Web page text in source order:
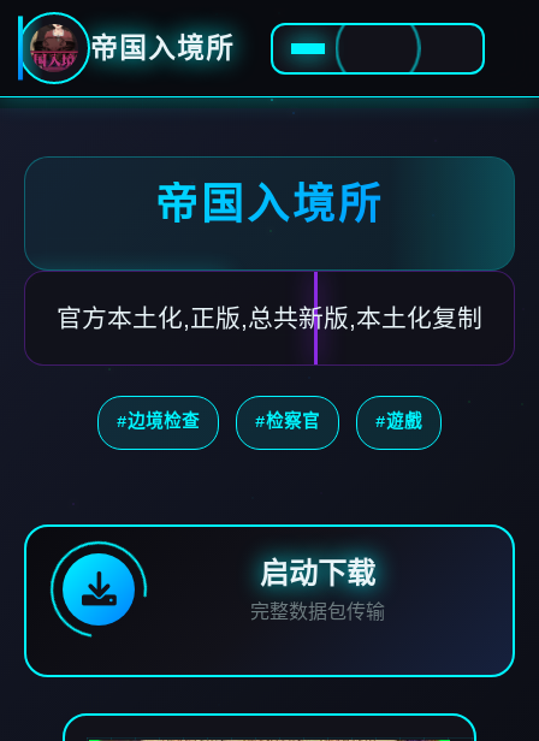
帝国入境所
帝国入境所
官方本土化,正版,总共新版,本土化复制
#边境检查 #检察官 #遊戲
启动下载
完整数据包传输